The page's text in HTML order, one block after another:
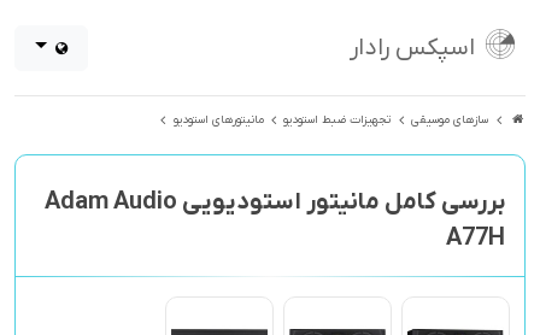
اسپکس رادار
سازهای موسیقی تجهیزات ضبط استودیو مانیتورهای استودیو
بررسی کامل مانیتور استودیویی Adam Audio
A77H